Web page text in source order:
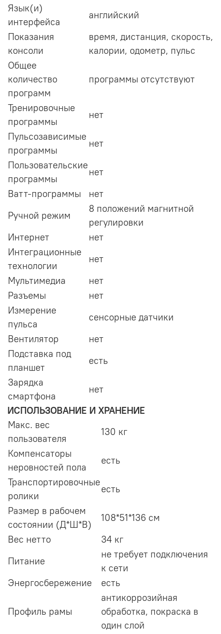
Язык(и)
интерфейса
английский
Показания
консоли
время, дистанция, скорость,
калории, одометр, пульс
Общее
количество
программ
программы отсутствуют
Тренировочные
программы
нет
Пульсозависимые
программы
нет
Пользовательские
программы
нет
Ватт-программы
нет
Ручной режим
8 положений магнитной
регулировки
Интернет
нет
Интеграционные
технологии
нет
Мультимедиа
нет
Разъемы
нет
Измерение
пульса
сенсорные датчики
Вентилятор
нет
Подставка под
планшет
есть
Зарядка
смартфона
нет
ИСПОЛЬЗОВАНИЕ И ХРАНЕНИЕ
Макс. вес
пользователя
130 кг
Компенсаторы
неровностей пола
есть
Транспортировочные
ролики
есть
Размер в рабочем
состоянии (Д*Ш*В)
108*51*136 см
Вес нетто
34 кг
Питание
не требует подключения
к сети
Энергосбережение
есть
Профиль рамы
антикоррозийная
обработка, покраска в
один слой